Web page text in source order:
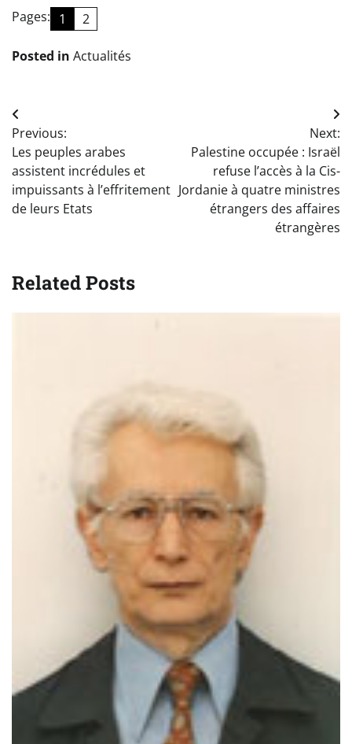
Pages: 1 2
Posted in Actualités
Navigation
de
l’article
Previous:
Les peuples arabes
assistent incrédules et
impuissants à l’effritement
de leurs Etats
Next:
Palestine occupée : Israël
refuse l’accès à la Cis-
Jordanie à quatre ministres
étrangers des affaires
étrangères
Related Posts